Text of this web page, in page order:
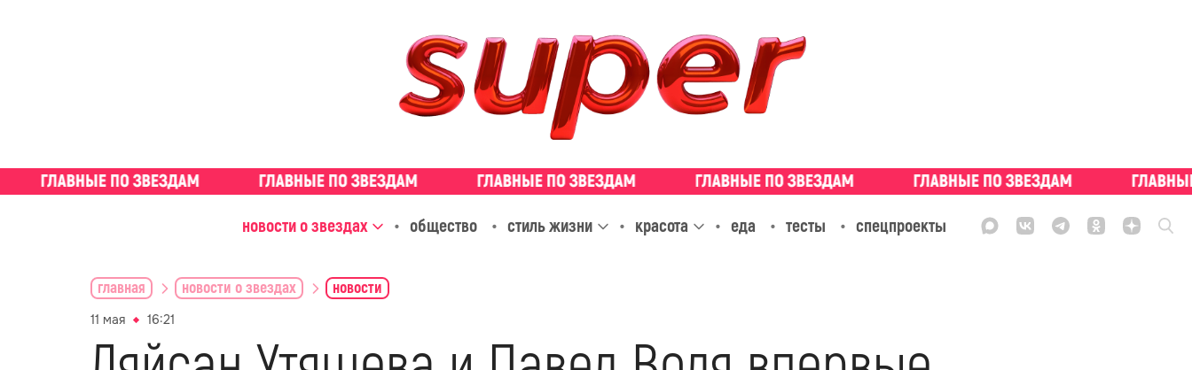
новости о звездах общество стиль жизни красота еда тесты спецпроекты
главная новости о звездах новости
11 мая 16:21